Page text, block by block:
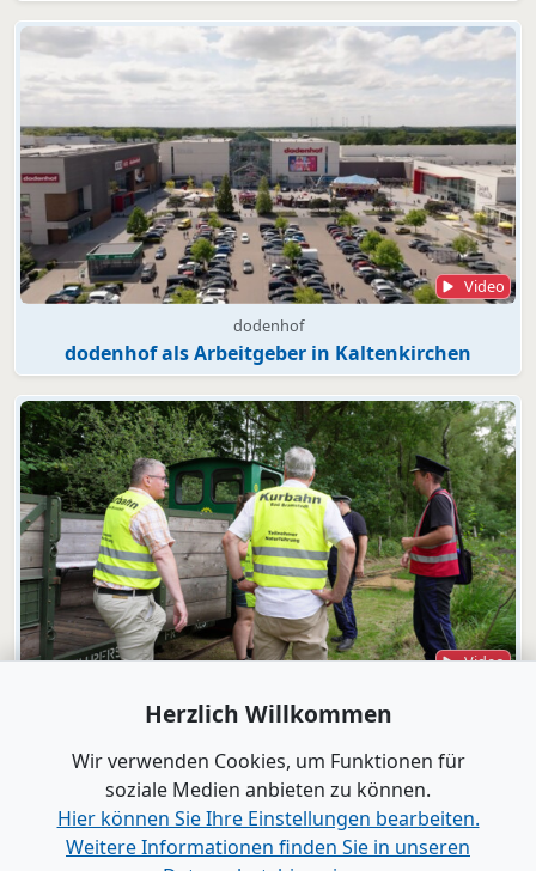
Video
dodenhof
dodenhof als Arbeitgeber in Kaltenkirchen
Video
Bad Bramstedt
"Wir wollen die Moorbahn aus dem
Dornröschenschlaf wecken"
Alle Videos anzeigen
Herzlich Willkommen
Wir verwenden Cookies, um Funktionen für
soziale Medien anbieten zu können.
Hier können Sie Ihre Einstellungen bearbeiten.
Weitere Informationen finden Sie in unseren